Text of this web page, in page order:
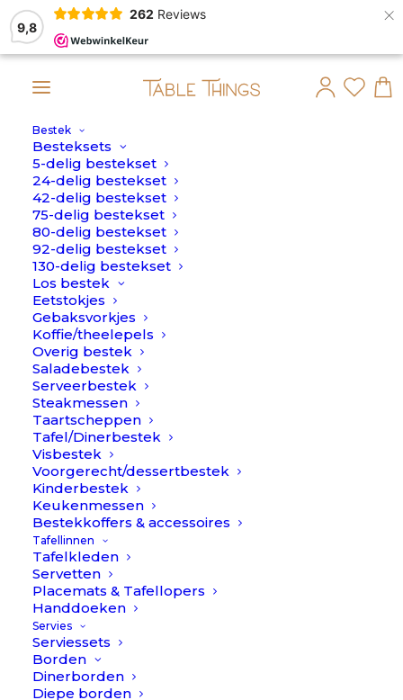
9,8
262 Reviews ×
Bestek
Besteksets
5-delig bestekset
24-delig bestekset
42-delig bestekset
75-delig bestekset
80-delig bestekset
92-delig bestekset
130-delig bestekset
Los bestek
Eetstokjes
Gebaksvorkjes
Koffie/theelepels
Overig bestek
Saladebestek
Serveerbestek
Steakmessen
Taartscheppen
Tafel/Dinerbestek
Visbestek
Voorgerecht/dessertbestek
Kinderbestek
Keukenmessen
Bestekkoffers & accessoires
Tafellinnen
Tafelkleden
Servetten
Placemats & Tafellopers
Handdoeken
Servies
Serviessets
Borden
Dinerborden
Diepe borden
dan op maandag 10 Augustus verstuurd.
Home > Kaasmes
Nothing Found
It seems we can’t find what you’re looking for.
Perhaps searching can help.
Service
Klantenservice
Bestellen, Betalen &
Bezorgen
Ruilen & Retourneren
Reviews &
Klachtafhandeling
Veelgestelde Vragen
Contact
Over Table Things
62
info@tablethings.com